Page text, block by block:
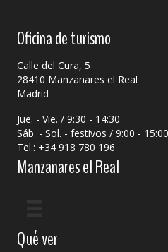
Oficina de turismo
Calle del Cura, 5
28410 Manzanares el Real
Madrid
Jue. - Vie. / 9:30 - 14:30
Sáb. - Sol. - festivos / 9:00 - 15:00
Tel.: +34 918 780 196
Manzanares el Real
Qué ver